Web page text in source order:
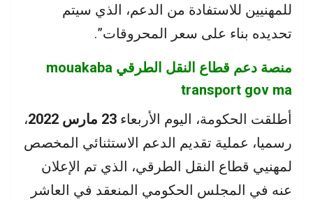
للمهنيين للاستفادة من الدعم، الذي سيتم
تحديده بناء على سعر المحروقات”.
منصة دعم قطاع النقل الطرقي mouakaba
transport gov ma
أطلقت الحكومة، اليوم الأربعاء
،
رسميا، عملية تقديم الدعم الاستثنائي المخصص
لمهنيي قطاع النقل الطرقي، الذي تم الإعلان
عنه في المجلس الحكومي المنعقد في العاشر